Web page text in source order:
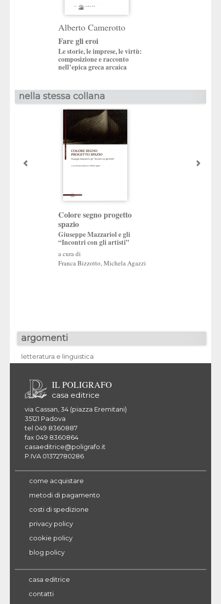
Alberto Camerotto
Fare gli eroi
Le storie, le imprese, le virtù:
composizione e racconto
nell’epica greca arcaica
nella stessa collana
Colore segno progetto
spazio
Giuseppe Mazzariol e gli
“Incontri con gli artisti”
a cura di
Franca Bizzotto,Michela Agazzi
argomenti
letteratura e linguistica
IL POLIGRAFO
casa editrice
via Cassan, 34 (piazza Eremitani)
35121 Padova
tel 049 8360887
fax 049 8360864
casaeditrice@poligrafo.it
P.IVA 01372780286
come acquistare
metodi di pagamento
costi di spedizione
privacy policy
cookie policy
blog policy
casa editrice
contatti